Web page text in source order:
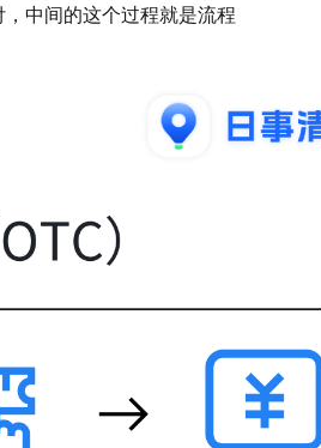
中间的这个过程就是流程